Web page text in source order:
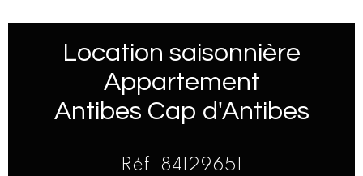
Location saisonnière
Appartement
Antibes Cap d'Antibes
Réf. 84129651